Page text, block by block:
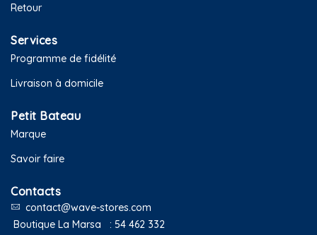
Retour
Services
Programme de fidélité
Livraison à domicile
Petit Bateau
Marque
Savoir faire
Contacts
contact@wave-stores.com
Boutique La Marsa : 54 462 332